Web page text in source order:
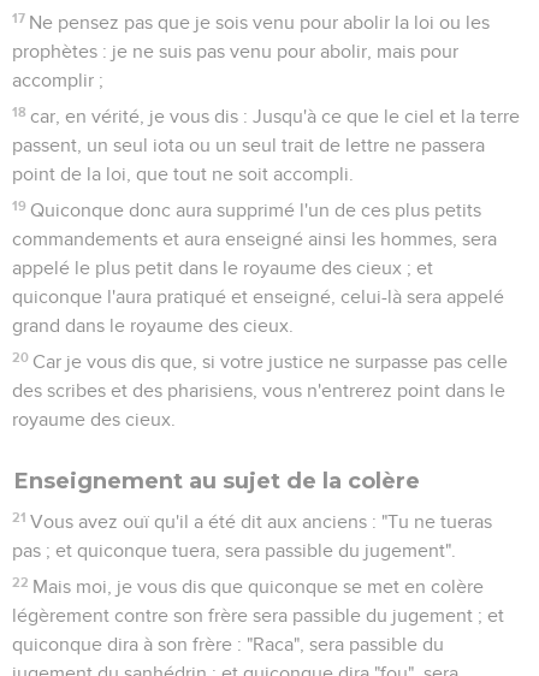
que ton frère a quelque chose contre toi,
24 laisse là ton don devant l'autel, et va d'abord : réconcilie-
toi avec ton frère ; et alors viens et offre ton don.
Mets-toi promptement d'accord avec ta partie adverse,
pendant que tu es en chemin avec elle, de peur que ta partie
adverse ne te livre au juge, et que le juge ne te livre au
sergent, et que tu ne sois jeté en prison ;
26 en vérité, je te dis : Tu ne sortiras point de là, jusqu'à ce
que tu aies payé le dernier quadrant.
Enseignement au sujet de l'adultère
Vous avez ouï qu'il a été dit : "Tu ne commettras pas
adultère".
pour la convoiter, a déjà commis adultère avec elle dans son
Mais si ton oeil droit est pour toi une occasion de chute,
toi qu'un de tes membres périsse, et que tout ton corps ne
soit pas jeté dans la géhenne.
Et si ta main droite est pour toi une occasion de chute,